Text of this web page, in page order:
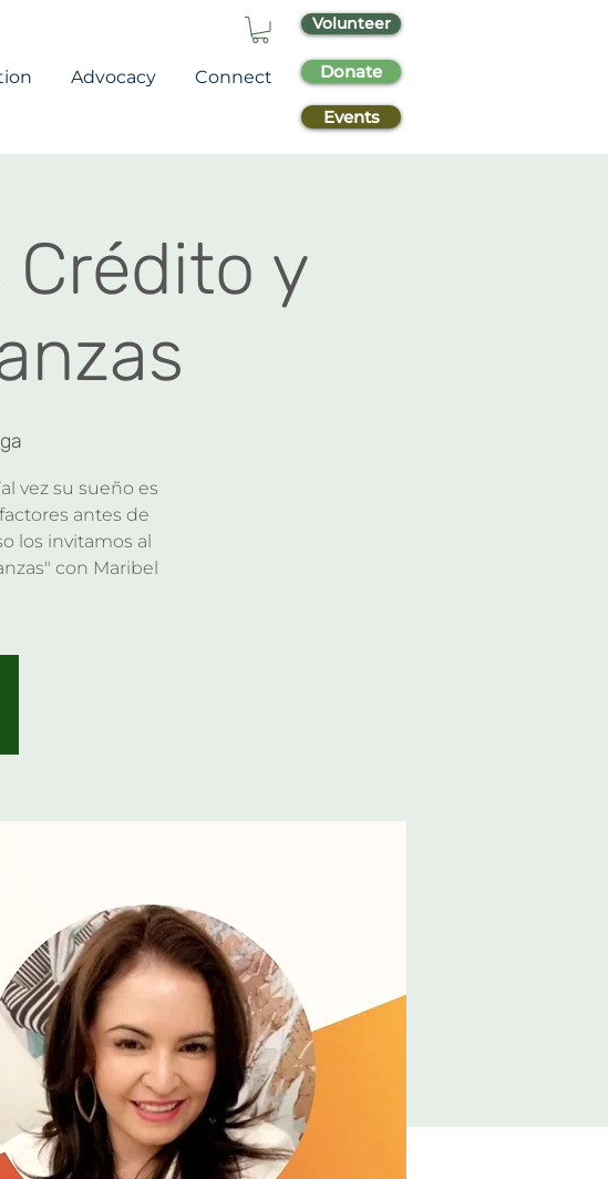
Advocacy Connect
Volunteer
Donate
Events
y
vez su sueño es
antes de
los invitamos al
con Maribel